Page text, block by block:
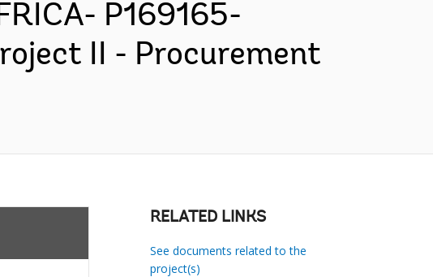
P169165-
II - Procurement
RELATED LINKS
See documents related to the
project(s)